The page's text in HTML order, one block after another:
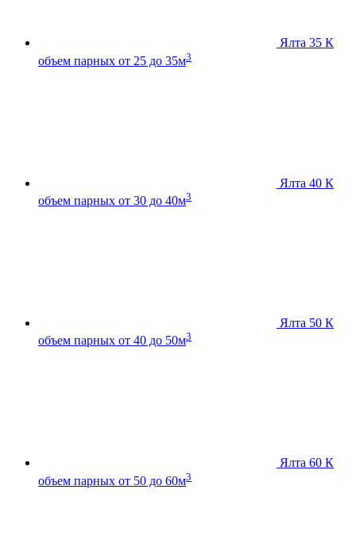
Ялта 35 К
объем парных от 25 до 35м3
Ялта 40 К
объем парных от 30 до 40м3
Ялта 50 К
объем парных от 40 до 50м3
Ялта 60 К
объем парных от 50 до 60м3